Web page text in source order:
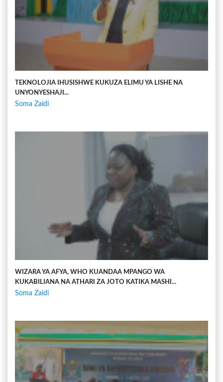
TEKNOLOJIA IHUSISHWE KUKUZA ELIMU YA LISHE NA
UNYONYESHAJI...
Soma Zaidi
WIZARA YA AFYA, WHO KUANDAA MPANGO WA
KUKABILIANA NA ATHARI ZA JOTO KATIKA MASHI...
Soma Zaidi